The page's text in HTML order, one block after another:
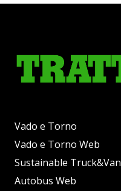
Vado e Torno
Vado e Torno Web
Sustainable Truck&Van
Autobus Web